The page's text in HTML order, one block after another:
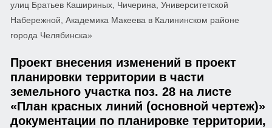
улиц Братьев Кашириных, Чичерина, Университетской
Набережной, Академика Макеева в Калининском районе
города Челябинска»
Проект внесения изменений в проект
планировки территории в части
земельного участка поз. 28 на листе
«План красных линий (основной чертеж)»
документации по планировке территории,